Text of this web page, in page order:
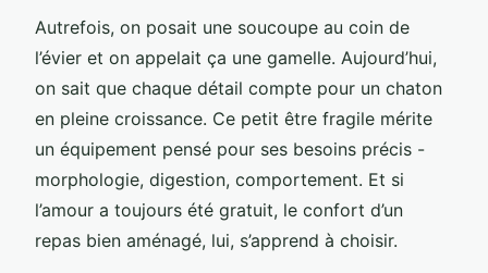
Autrefois, on posait une soucoupe au coin de
l’évier et on appelait ça une gamelle. Aujourd’hui,
on sait que chaque détail compte pour un chaton
en pleine croissance. Ce petit être fragile mérite
un équipement pensé pour ses besoins précis -
morphologie, digestion, comportement. Et si
l’amour a toujours été gratuit, le confort d’un
repas bien aménagé, lui, s’apprend à choisir.